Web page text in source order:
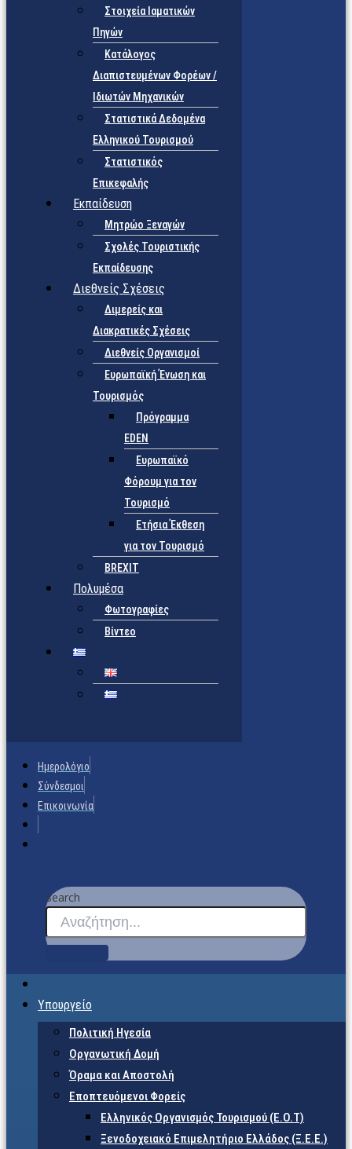
Στοιχεία Ιαματικών
Πηγών
Κατάλογος
Διαπιστευμένων Φορέων /
Ιδιωτών Μηχανικών
Στατιστικά Δεδομένα
Ελληνικού Τουρισμού
Στατιστικός
Επικεφαλής
Εκπαίδευση
Μητρώο Ξεναγών
Σχολές Τουριστικής
Εκπαίδευσης
Διεθνείς Σχέσεις
Διμερείς και
Διακρατικές Σχέσεις
Διεθνείς Οργανισμοί
Ευρωπαϊκή Ένωση και
Τουρισμός
Πρόγραμμα
EDEN
Ευρωπαϊκό
Φόρουμ για τον
Τουρισμό
Ετήσια Έκθεση
για τον Τουρισμό
BREXIT
Πολυμέσα
Φωτογραφίες
Βίντεο
Ημερολόγιο
Σύνδεσμοι
Επικοινωνία
Search
Υπουργείο
Πολιτική Ηγεσία
Οργανωτική Δομή
Όραμα και Αποστολή
Εποπτευόμενοι Φορείς
Eλληνικός Οργανισμός Τουρισμού (Ε.Ο.Τ)
Ξενοδοχειακό Επιμελητήριο Ελλάδος (Ξ.Ε.Ε.)